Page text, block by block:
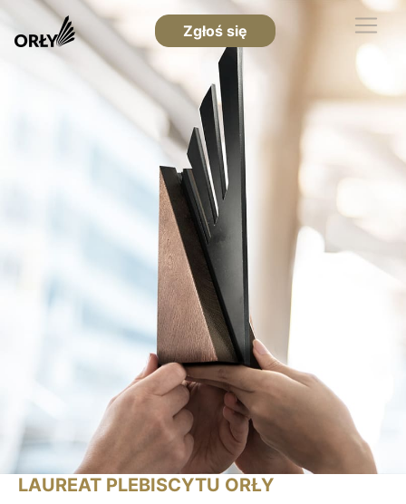
Zgłoś się
LAUREAT PLEBISCYTU ORŁY